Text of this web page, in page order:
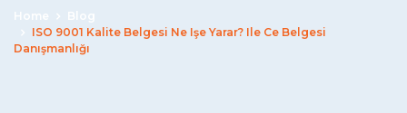
Home
Blog
ISO 9001 Kalite Belgesi Ne Işe Yarar? Ile Ce Belgesi
Danışmanlığı